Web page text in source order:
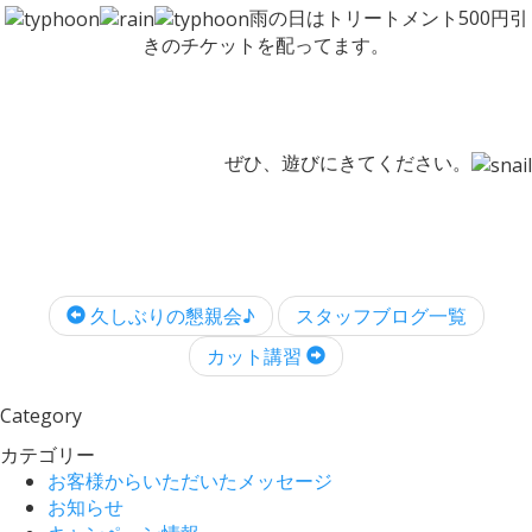
雨の日はトリートメント500円引
きのチケットを配ってます。
ぜひ、遊びにきてください。
久しぶりの懇親会♪
スタッフブログ一覧
カット講習
Category
カテゴリー
お客様からいただいたメッセージ
お知らせ